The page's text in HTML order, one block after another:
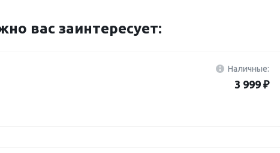
вас заинтересует:
Наличные:
3 999 ₽